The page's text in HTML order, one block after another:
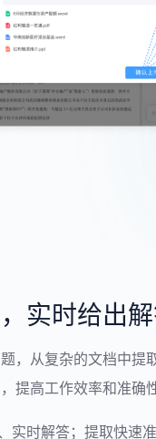
实时给出
，从复杂的文档中提
提高工作效率和准确性
实时解答；提取快速